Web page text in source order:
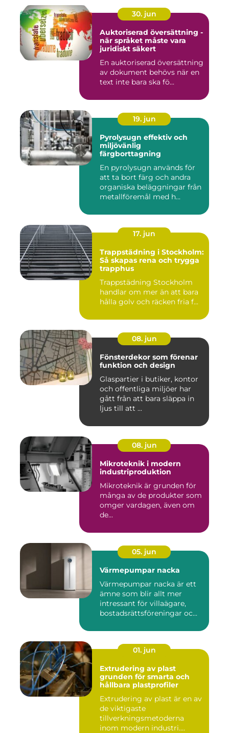
30. jun
Auktoriserad översättning -
när språket måste vara
juridiskt säkert
En auktoriserad översättning
av dokument behövs när en
text inte bara ska fö...
19. jun
Pyrolysugn effektiv och
miljövänlig
färgborttagning
En pyrolysugn används för
att ta bort färg och andra
organiska beläggningar från
metallföremål med h...
17. jun
Trappstädning i Stockholm:
Så skapas rena och trygga
trapphus
Trappstädning Stockholm
handlar om mer än att bara
hålla golv och räcken fria f...
08. jun
Fönsterdekor som förenar
funktion och design
Glaspartier i butiker, kontor
och offentliga miljöer har
gått från att bara släppa in
ljus till att ...
08. jun
Mikroteknik i modern
industriproduktion
Mikroteknik är grunden för
många av de produkter som
omger vardagen, även om
de...
05. jun
Värmepumpar nacka
Värmepumpar nacka är ett
ämne som blir allt mer
intressant för villaägare,
bostadsrättsföreningar oc...
01. jun
Extrudering av plast
grunden för smarta och
hållbara plastprofiler
Extrudering av plast är en av
de viktigaste
tillverkningsmetoderna
inom modern industri.